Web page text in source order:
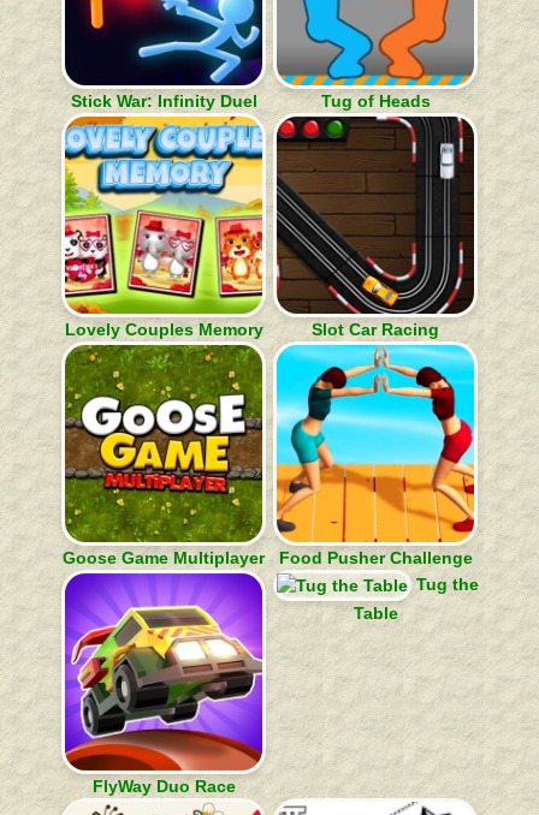
Stick War: Infinity Duel Tug of Heads
Lovely Couples Memory Slot Car Racing
Goose Game Multiplayer Food Pusher Challenge
FlyWay Duo Race
Tug the
Table